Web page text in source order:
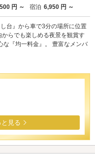
円 ～ 宿泊 6,950 円 ～
台』から車で3分の場所に位置
らでも楽しめる夜景を観賞す
な『均一料金』。 豊富なメンバ
見る